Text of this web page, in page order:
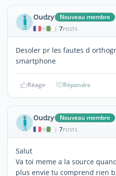
Oudzy Nouveau membre
| 7POSTS
Desoler pr les fautes d
smartphone
Réagir Répondre
Oudzy Nouveau membre
| 7POSTS
Salut
Va toi meme a la source
plus envie tu comprend rien